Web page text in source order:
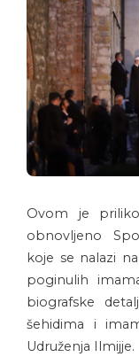
Ovom je
obnovljeno
koje se nalazi
poginulih
biografske
šehidima i
Udruženja Ilmijje.